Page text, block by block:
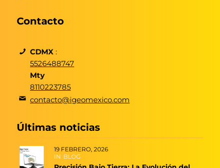
Contacto
CDMX :
5526488747
Mty
8110223785
contacto@igeomexico.com
Últimas noticias
19 FEBRERO, 2026
IN BLOG